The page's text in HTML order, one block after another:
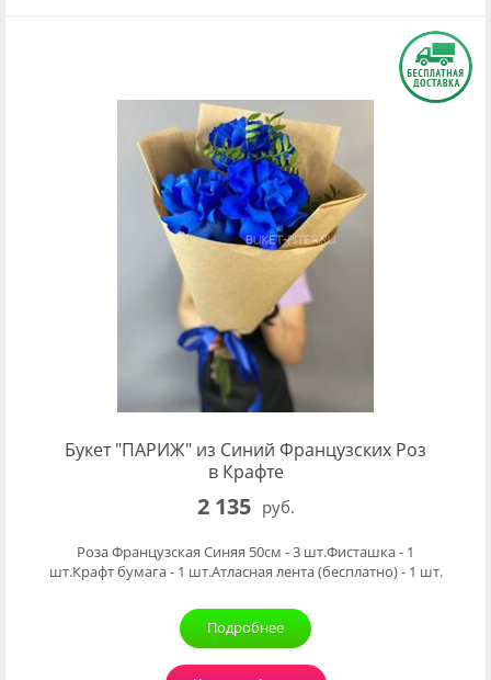
Букет "ПАРИЖ" из Синий Французских Роз
в Крафте
2 135 руб.
Роза Французская Синяя 50см - 3 шт.Фисташка - 1
шт.Крафт бумага - 1 шт.Атласная лента (бесплатно) - 1 шт.
Подробнее